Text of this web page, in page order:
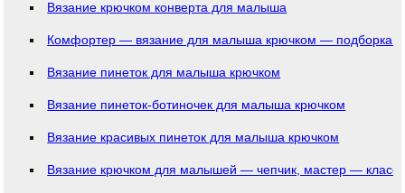
Вязание крючком конверта для малыша
Комфортер — вязание для малыша крючком — подборка
Вязание пинеток для малыша крючком
Вязание пинеток-ботиночек для малыша крючком
Вязание красивых пинеток для малыша крючком
Вязание крючком для малышей — чепчик, мастер — класс!